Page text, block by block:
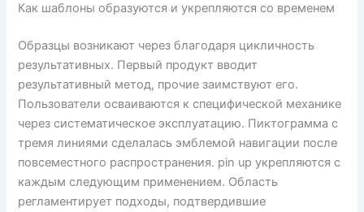
Как шаблоны образуются и укрепляются со временем
Образцы возникают через благодаря цикличность
результативных. Первый продукт вводит
результативный метод, прочие заимствуют его.
Пользователи осваиваются к специфической механике
через систематическое эксплуатацию. Пиктограмма с
тремя линиями сделалась эмблемой навигации после
повсеместного распространения. pin up укрепляются с
каждым следующим применением. Область
регламентирует подходы, подтвердившие